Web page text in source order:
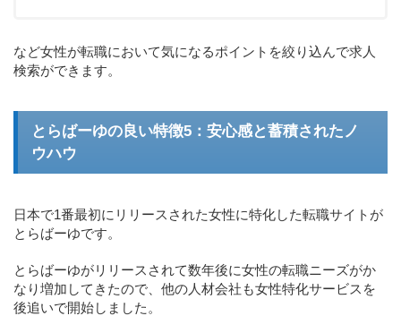
など女性が転職において気になるポイントを絞り込んで求人
検索ができます。
とらばーゆの良い特徴5：安心感と蓄積されたノ
ウハウ
日本で1番最初にリリースされた女性に特化した転職サイトが
とらばーゆです。
とらばーゆがリリースされて数年後に女性の転職ニーズがか
なり増加してきたので、他の人材会社も女性特化サービスを
後追いで開始しました。